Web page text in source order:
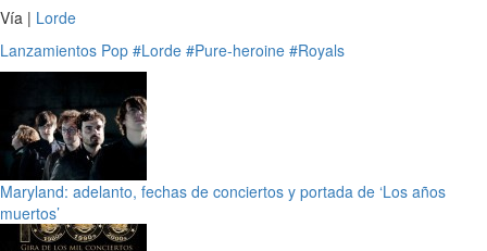
Vía | Lorde
Lanzamientos Pop #Lorde #Pure-heroine #Royals
Maryland: adelanto, fechas de conciertos y portada de ‘Los años
muertos’